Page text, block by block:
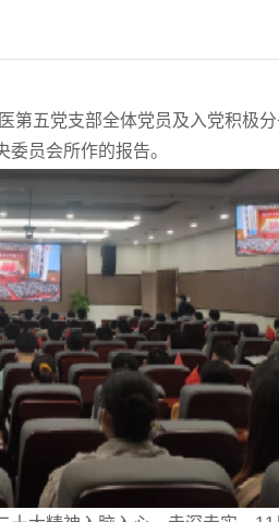
第五党支部全体党员及入党积极
员会所作的报告。